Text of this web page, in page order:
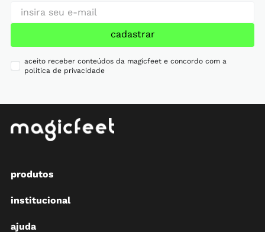
cadastrar
aceito receber conteúdos da magicfeet e concordo com a
política de privacidade
produtos
institucional
ajuda